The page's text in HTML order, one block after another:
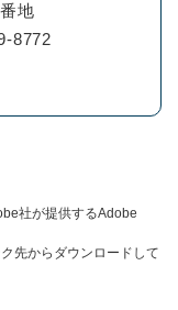
地
8772
社が提供するAdobe
先からダウンロードして